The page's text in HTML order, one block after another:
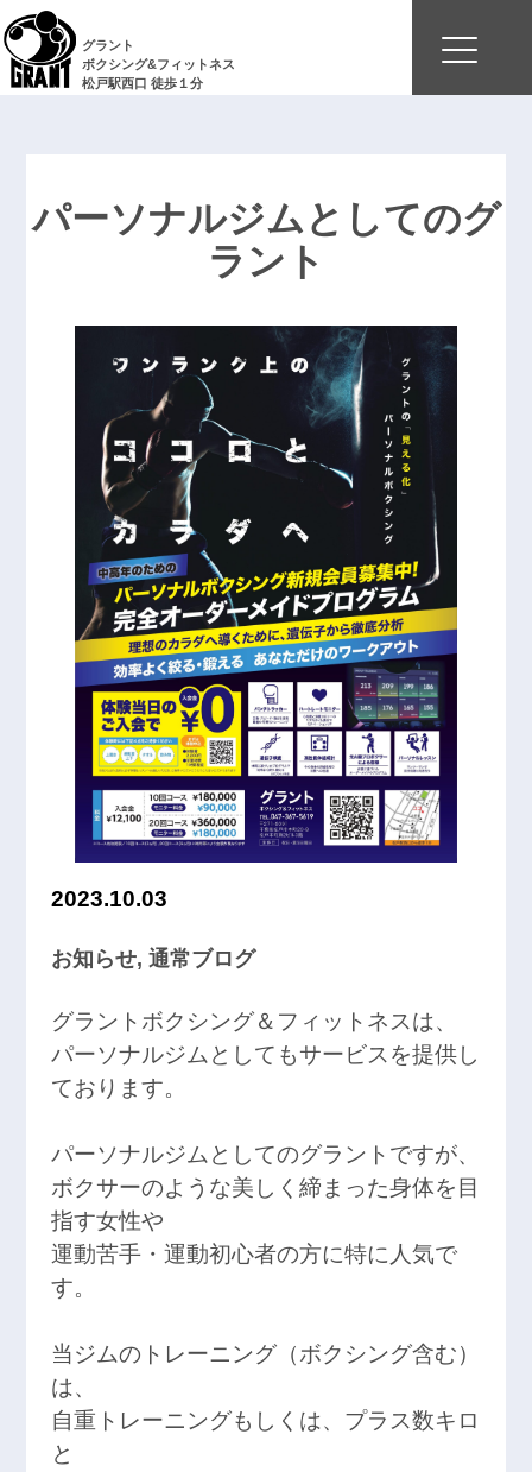
グラント
ボクシング&フィットネス
松戸駅西口 徒歩１分
パーソナルジムとしてのグ
ラント
2023.10.03
お知らせ, 通常ブログ
グラントボクシング＆フィットネスは、
パーソナルジムとしてもサービスを提供し
ております。
パーソナルジムとしてのグラントですが、
ボクサーのような美しく締まった身体を目
指す女性や
運動苦手・運動初心者の方に特に人気で
す。
当ジムのトレーニング（ボクシング含む）
は、
自重トレーニングもしくは、プラス数キロ
と